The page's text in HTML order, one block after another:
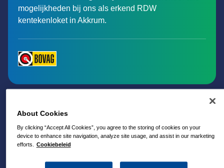
mogelijkheden bij ons als erkend RDW
kentekenloket in Akkrum.
About Cookies
By clicking “Accept All Cookies”, you agree to the storing of cookies on your
device to enhance site navigation, analyze site usage, and assist in our marketing
efforts.
Cookiebeleid